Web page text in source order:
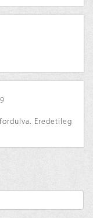
Eredetileg